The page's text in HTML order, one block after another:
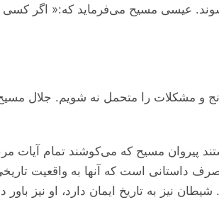
عیسی مسیح می‌فرماید که:« اگر کسی
و مشکلات را متحمل نه شویم. جلال
پیروان مسیح که می‌کوشند تمام آیات
داستانی است که آنها به واقعیت
نیز به تاریخ ایمان دارد، او نیز باور